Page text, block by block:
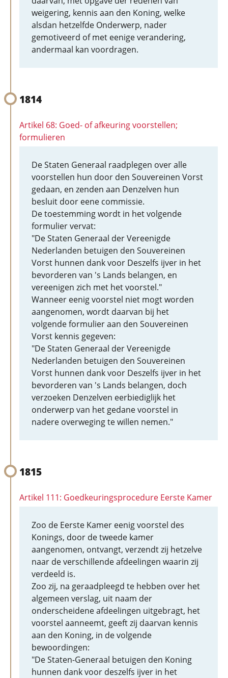
weigering, kennis aan den Koning, welke
alsdan hetzelfde Onderwerp, nader
gemotiveerd of met eenige verandering,
andermaal kan voordragen.
1814
Artikel 68: Goed- of afkeuring voorstellen;
formulieren
De Staten Generaal raadplegen over alle
voorstellen hun door den Souvereinen Vorst
gedaan, en zenden aan Denzelven hun
besluit door eene commissie.
De toestemming wordt in het volgende
formulier vervat:
"De Staten Generaal der Vereenigde
Nederlanden betuigen den Souvereinen
Vorst hunnen dank voor Deszelfs ijver in het
bevorderen van 's Lands belangen, en
vereenigen zich met het voorstel."
Wanneer eenig voorstel niet mogt worden
aangenomen, wordt daarvan bij het
volgende formulier aan den Souvereinen
Vorst kennis gegeven:
"De Staten Generaal der Vereenigde
Nederlanden betuigen den Souvereinen
Vorst hunnen dank voor Deszelfs ijver in het
bevorderen van 's Lands belangen, doch
verzoeken Denzelven eerbiediglijk het
onderwerp van het gedane voorstel in
nadere overweging te willen nemen."
1815
Artikel 111: Goedkeuringsprocedure Eerste Kamer
Zoo de Eerste Kamer eenig voorstel des
Konings, door de tweede kamer
aangenomen, ontvangt, verzendt zij hetzelve
naar de verschillende afdeelingen waarin zij
verdeeld is.
Zoo zij, na geraadpleegd te hebben over het
algemeen verslag, uit naam der
onderscheidene afdeelingen uitgebragt, het
voorstel aanneemt, geeft zij daarvan kennis
aan den Koning, in de volgende
bewoordingen:
"De Staten-Generaal betuigen den Koning
hunnen dank voor deszelfs ijver in het